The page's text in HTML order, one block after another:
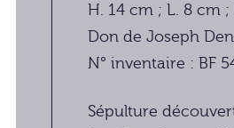
H. 14 cm ; L. 8 cm ;
Don de Joseph
N° inventaire : BF
Sépulture